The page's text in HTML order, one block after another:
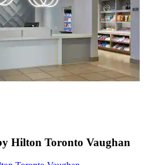
Hilton Toronto Vaughan